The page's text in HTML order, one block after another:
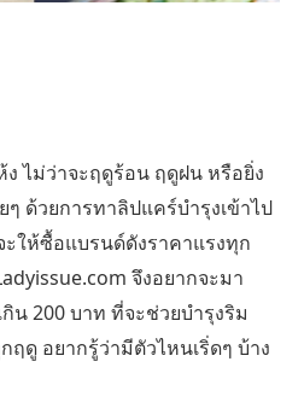
ไม่ว่าจะฤดูร้อน ฤดูฝน หรือยิ่ง
ด้วยการทาลิปแคร์บำรุงเข้าไป
ให้ซื้อแบรนด์ดังราคาแรงทุก
จึงอยากจะมา
น 200 บาท ที่จะช่วยบำรุงริม
ดู อยากรู้ว่ามีตัวไหนเริ่ดๆ บ้าง